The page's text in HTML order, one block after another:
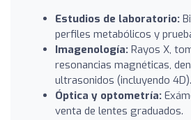
Estudios de laboratorio:
perfiles metabólicos y
Imagenología: Rayos X,
resonancias magnéticas,
ultrasonidos (incluyendo 4D).
Óptica y optometría:
venta de lentes graduados.